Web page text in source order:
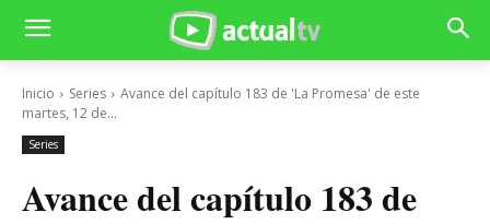
Inicio Series
Avance del capítulo 183 de 'La Promesa' de este
martes, 12 de...
Series
Avance del capítulo 183 de